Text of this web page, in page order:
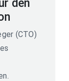
(CTO)